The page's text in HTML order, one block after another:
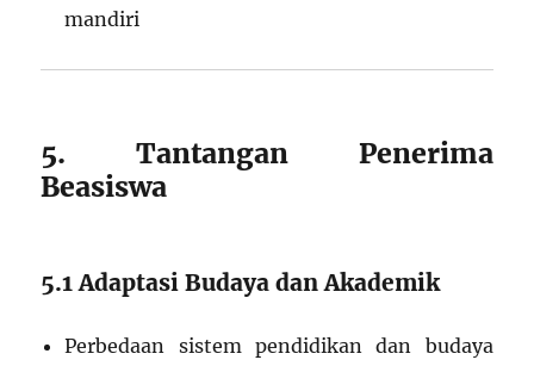
mandiri
5. Tantangan Penerima
Beasiswa
5.1 Adaptasi Budaya dan Akademik
Perbedaan sistem pendidikan dan budaya